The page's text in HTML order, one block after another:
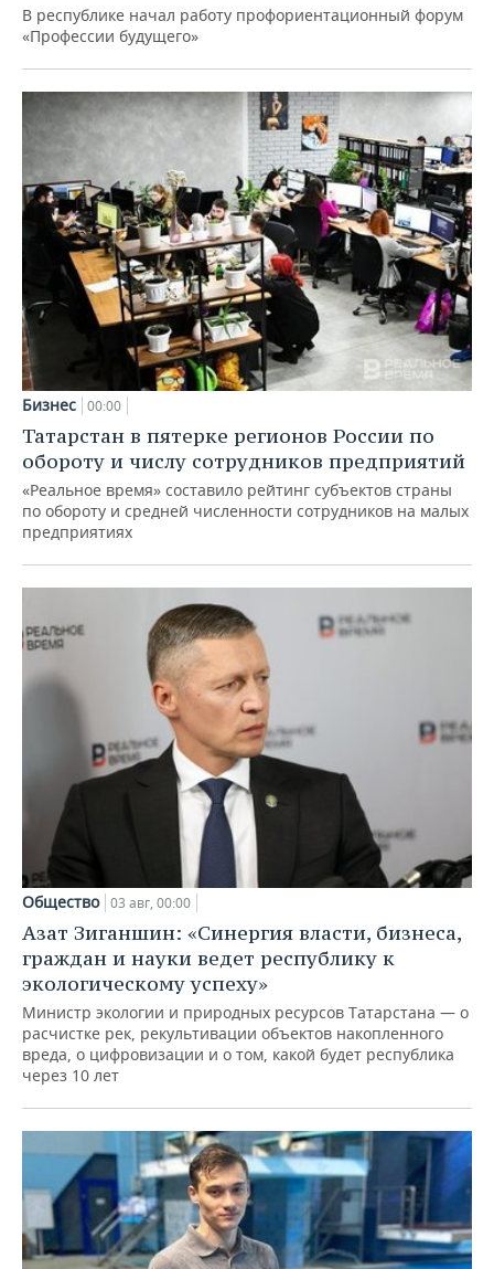
В республике начал работу профориентационный форум
«Профессии будущего»
Бизнес 00:00
Татарстан в пятерке регионов России по
обороту и числу сотрудников предприятий
«Реальное время» составило рейтинг субъектов страны
по обороту и средней численности сотрудников на малых
предприятиях
Общество 03 авг, 00:00
Азат Зиганшин: «Синергия власти, бизнеса,
граждан и науки ведет республику к
экологическому успеху»
Министр экологии и природных ресурсов Татарстана — о
расчистке рек, рекультивации объектов накопленного
вреда, о цифровизации и о том, какой будет республика
через 10 лет